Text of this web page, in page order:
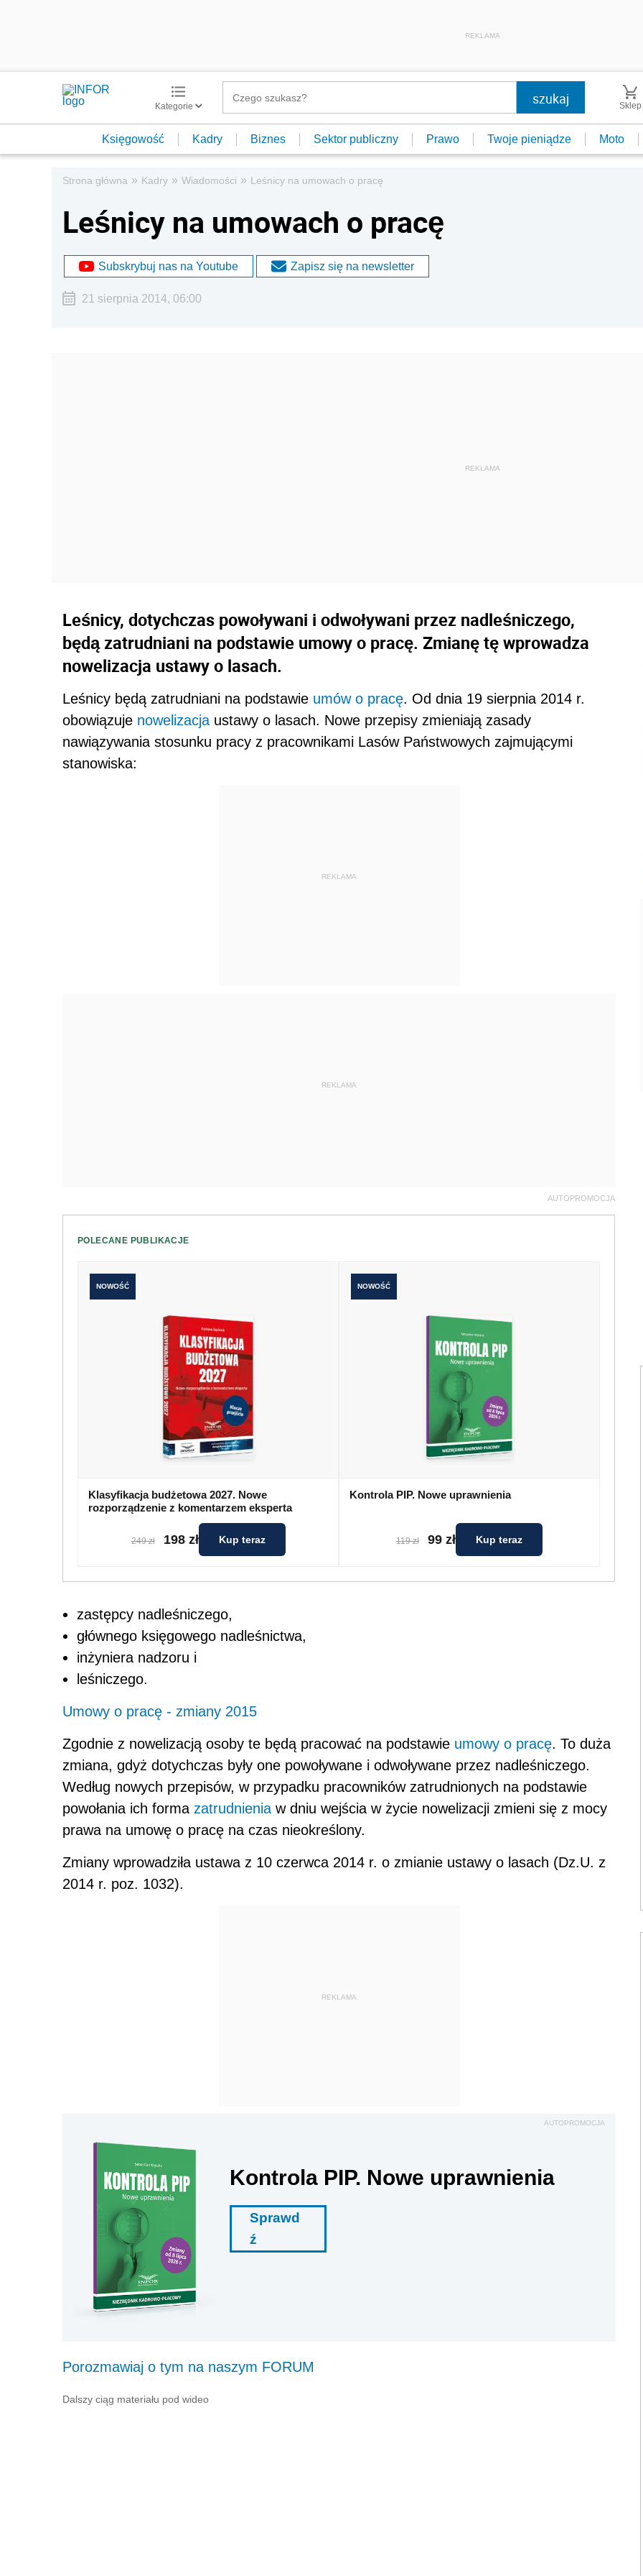
REKLAMA
Kategorie Sklep
Księgowość Kadry Biznes Sektor publiczny Prawo Twoje pieniądze Moto
Strona główna » Kadry » Wiadomości » Leśnicy na umowach o pracę
Leśnicy na umowach o pracę
Subskrybuj nas na Youtube Zapisz się na newsletter
21 sierpnia 2014, 06:00
Leśnicy, dotychczas powoływani i odwoływani przez nadleśniczego,
będą zatrudniani na podstawie umowy o pracę. Zmianę tę wprowadza
nowelizacja ustawy o lasach.
Leśnicy będą zatrudniani na podstawie umów o pracę. Od dnia 19 sierpnia 2014 r.
obowiązuje nowelizacja ustawy o lasach. Nowe przepisy zmieniają zasady
nawiązywania stosunku pracy z pracownikami Lasów Państwowych zajmującymi
stanowiska:
REKLAMA
REKLAMA
AUTOPROMOCJA
POLECANE PUBLIKACJE
NOWOŚĆ
Klasyfikacja budżetowa 2027. Nowe
rozporządzenie z komentarzem eksperta
249 zł 198 zł Kup teraz
NOWOŚĆ
Kontrola PIP. Nowe uprawnienia
119 zł 99 zł Kup teraz
zastępcy nadleśniczego,
głównego księgowego nadleśnictwa,
inżyniera nadzoru i
leśniczego.
Umowy o pracę - zmiany 2015
Zgodnie z nowelizacją osoby te będą pracować na podstawie umowy o pracę. To duża
zmiana, gdyż dotychczas były one powoływane i odwoływane przez nadleśniczego.
Według nowych przepisów, w przypadku pracowników zatrudnionych na podstawie
powołania ich forma zatrudnienia w dniu wejścia w życie nowelizacji zmieni się z mocy
prawa na umowę o pracę na czas nieokreślony.
Zmiany wprowadziła ustawa z 10 czerwca 2014 r. o zmianie ustawy o lasach (Dz.U. z
2014 r. poz. 1032).
REKLAMA
AUTOPROMOCJA
Kontrola PIP. Nowe uprawnienia
Sprawd
ź
Porozmawiaj o tym na naszym FORUM
Dalszy ciąg materiału pod wideo